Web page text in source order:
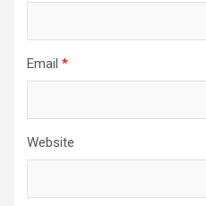
Email *
Website